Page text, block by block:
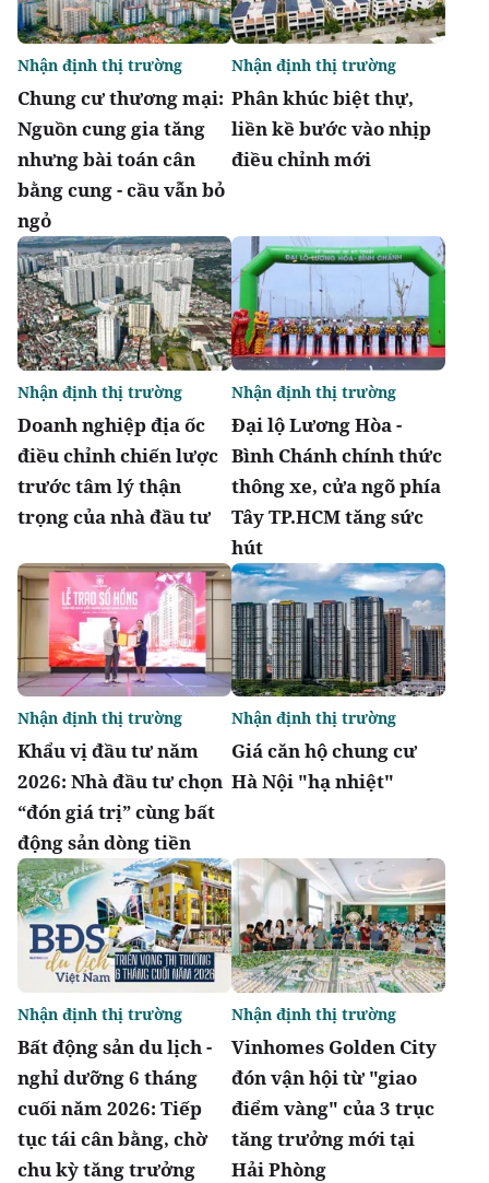
Chung cư thương mại:
Nguồn cung gia tăng
nhưng bài toán cân
bằng cung - cầu vẫn bỏ
ngỏ
Nhận định thị trường
Phân khúc biệt thự,
liền kề bước vào nhịp
điều chỉnh mới
Nhận định thị trường
Doanh nghiệp địa ốc
điều chỉnh chiến lược
trước tâm lý thận
trọng của nhà đầu tư
Nhận định thị trường
Đại lộ Lương Hòa -
Bình Chánh chính thức
thông xe, cửa ngõ phía
Tây TP.HCM tăng sức
hút
Nhận định thị trường
Khẩu vị đầu tư năm
2026: Nhà đầu tư chọn
“đón giá trị” cùng bất
động sản dòng tiền
Nhận định thị trường
Giá căn hộ chung cư
Hà Nội "hạ nhiệt"
Nhận định thị trường
Bất động sản du lịch -
nghỉ dưỡng 6 tháng
cuối năm 2026: Tiếp
tục tái cân bằng, chờ
chu kỳ tăng trưởng
Nhận định thị trường
Vinhomes Golden City
đón vận hội từ "giao
điểm vàng" của 3 trục
tăng trưởng mới tại
Hải Phòng
Nhận định thị trường